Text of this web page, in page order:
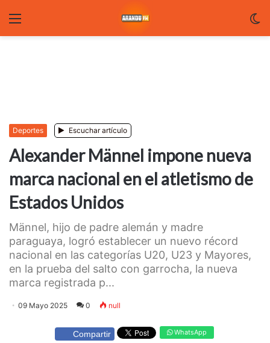
Deportes Escuchar artículo
Alexander Männel impone nueva
marca nacional en el atletismo de
Estados Unidos
Männel, hijo de padre alemán y madre
paraguaya, logró establecer un nuevo récord
nacional en las categorías U20, U23 y Mayores,
en la prueba del salto con garrocha, la nueva
marca registrada p...
09 Mayo 2025 0 null
Compartir WhatsApp